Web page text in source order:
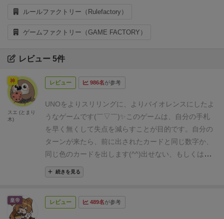
ルールファクトリー（Rulefactory）
ゲームファクトリー（GAME FACTORY）
レビュー 5件
レビュー 986名が参考
UNOをよりスリリングに、よりバイオレンスにしたよ
うなゲームです(￣▽￣)✨
このゲームは、自分の手札
を早く無くして失点を減らすことが目的です。
自分の
ターンが来たら、前に出されたカードと同じ数字か、
同じ色のカードを出します(^^)出せない、もしくは出
したくない場合は、山札からカードを1枚引いて出せ
るなら出します。
指定したり、相手にカードを押し付けたりできる特殊
続きを見る
神
スエ (とまり
木)
レビュー 489名が参考
皇帝